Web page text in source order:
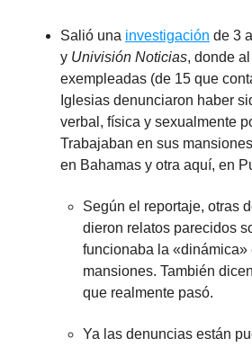
Salió una investigación de 3
y Univisión Noticias, donde
exempleadas (de 15 que
Iglesias denunciaron haber
verbal, física y sexualmente
Trabajaban en sus
en Bahamas y otra aquí, en
Según el reportaje, otras
dieron relatos parecidos
funcionaba la «dinámica»
mansiones. También
que realmente pasó.
Ya las denuncias están